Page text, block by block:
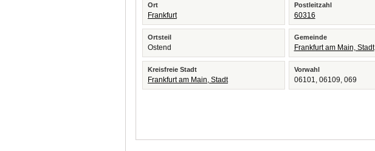
Ort
Frankfurt
Postleitzahl
60316
Ortsteil
Ostend
Gemeinde
Frankfurt am Main, Stadt
Kreisfreie Stadt
Frankfurt am Main, Stadt
Vorwahl
06101, 06109, 069